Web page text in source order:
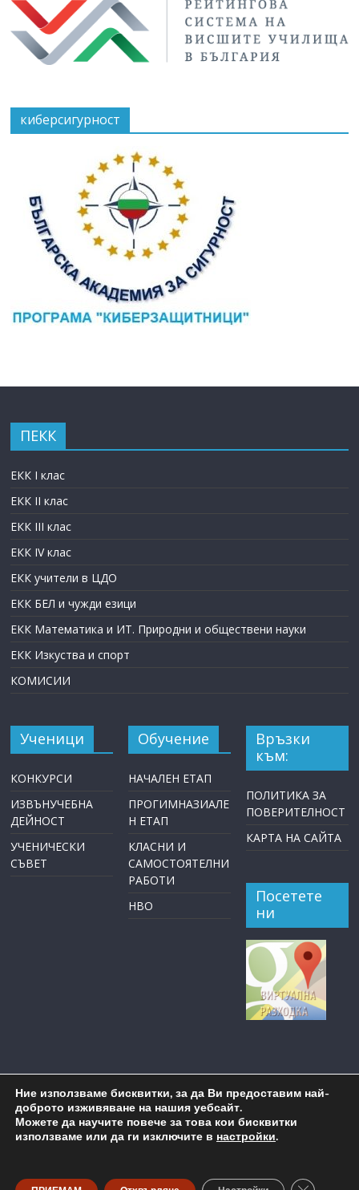
киберсигурност
ПЕКК
ЕКК I клас
ЕКК II клас
ЕКК III клас
ЕКК IV клас
ЕКК учители в ЦДО
ЕКК БЕЛ и чужди езици
ЕКК Математика и ИТ. Природни и обществени науки
ЕКК Изкуства и спорт
КОМИСИИ
Ученици
КОНКУРСИ
ИЗВЪНУЧЕБНА
ДЕЙНОСТ
УЧЕНИЧЕСКИ
СЪВЕТ
Обучение
НАЧАЛЕН ЕТАП
ПРОГИМНАЗИАЛЕ
Н ЕТАП
КЛАСНИ И
САМОСТОЯТЕЛНИ
РАБОТИ
НВО
Връзки
към:
ПОЛИТИКА ЗА
ПОВЕРИТЕЛНОСТ
КАРТА НА САЙТА
Посетете
ни
Copyright © 2026ОУ "Пейо Крачолов Яворов" Бургас
Ние използваме бисквитки, за да Ви предоставим най-
доброто изживяване на нашия уебсайт.
Можете да научите повече за това кои бисквитки
използваме или да ги изключите в настройки.